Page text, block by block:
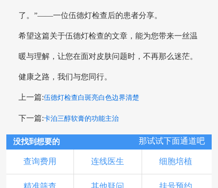
了。”——一位伍德灯检查后的患者分享。
希望这篇关于伍德灯检查的文章，能为您带来一丝温
暖与理解，让您在面对皮肤问题时，不再那么迷茫。
健康之路，我们与您同行。
上一篇:伍德灯检查白斑亮白色边界清楚
下一篇:卡泊三醇软膏的功能主治
没找到想要的 那试试下面通道吧
查询费用 连线医生 细胞培植
精准筛查 其他疑问 挂号预约